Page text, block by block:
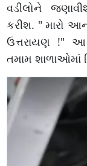
વડીલોને
કરીશ. " મારો
ઉત્તરાયણ !" આ
તમામ શાળાઓમાં